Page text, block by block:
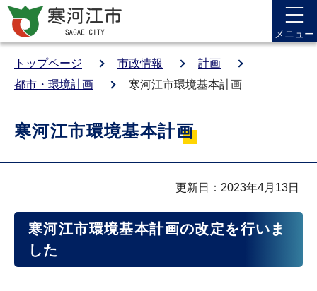
メニュー
トップページ 市政情報
計画
都市・環境計画
寒河江市環境基本計画
寒河江市環境基本計画
更新日：2023年4月13日
寒河江市環境基本計画の改定を行いま
した